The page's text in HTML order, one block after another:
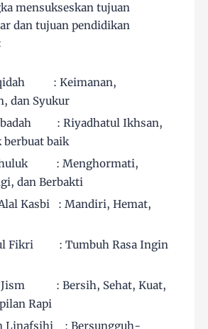
mensukseskan tujuan
dan tujuan pendidikan
: Keimanan,
dan Syukur
: Riyadhatul Ikhsan,
berbuat baik
: Menghormati,
dan Berbakti
Kasbi : Mandiri, Hemat,
Fikri : Tumbuh Rasa Ingin
Jism : Bersih, Sehat, Kuat,
Rapi
Linafsihi : Bersungguh-